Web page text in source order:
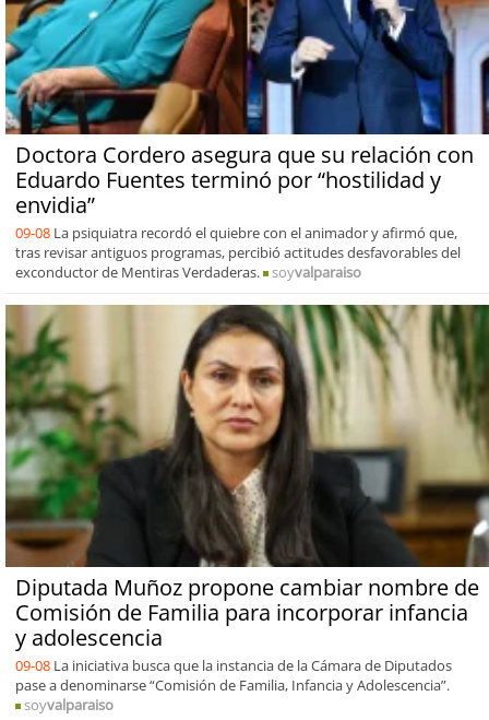
Doctora Cordero asegura que su relación con
Eduardo Fuentes terminó por “hostilidad y
envidia”
09-08 La psiquiatra recordó el quiebre con el animador y afirmó que,
tras revisar antiguos programas, percibió actitudes desfavorables del
exconductor de Mentiras Verdaderas.
soyvalparaiso
Diputada Muñoz propone cambiar nombre de
Comisión de Familia para incorporar infancia
y adolescencia
09-08 La iniciativa busca que la instancia de la Cámara de Diputados
pase a denominarse “Comisión de Familia, Infancia y Adolescencia”.
soyvalparaiso